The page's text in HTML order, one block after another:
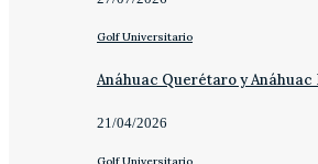
Golf Universitario
Anáhuac Querétaro y
21/04/2026